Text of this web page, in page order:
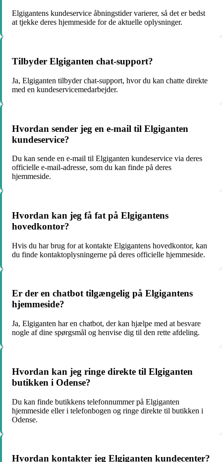
Elgigantens kundeservice åbningstider varierer, så det er bedst
at tjekke deres hjemmeside for de aktuelle oplysninger.
Tilbyder Elgiganten chat-support?
Ja, Elgiganten tilbyder chat-support, hvor du kan chatte direkte
med en kundeservicemedarbejder.
Hvordan sender jeg en e-mail til Elgiganten
kundeservice?
Du kan sende en e-mail til Elgiganten kundeservice via deres
officielle e-mail-adresse, som du kan finde på deres
hjemmeside.
Hvordan kan jeg få fat på Elgigantens
hovedkontor?
Hvis du har brug for at kontakte Elgigantens hovedkontor, kan
du finde kontaktoplysningerne på deres officielle hjemmeside.
Er der en chatbot tilgængelig på Elgigantens
hjemmeside?
Ja, Elgiganten har en chatbot, der kan hjælpe med at besvare
nogle af dine spørgsmål og henvise dig til den rette afdeling.
Hvordan kan jeg ringe direkte til Elgiganten
butikken i Odense?
Du kan finde butikkens telefonnummer på Elgiganten
hjemmeside eller i telefonbogen og ringe direkte til butikken i
Odense.
Hvordan kontakter jeg Elgiganten kundecenter?